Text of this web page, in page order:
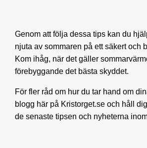
Genom att följa dessa tips kan du
njuta av sommaren på ett säkert och
Kom ihåg, när det gäller
förebyggande det bästa skyddet.
För fler råd om hur du tar hand om
blogg här på Kristorget.se och håll
de senaste tipsen och nyheterna